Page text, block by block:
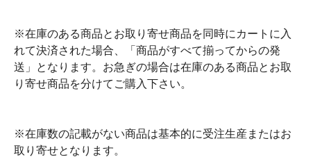
※在庫のある商品とお取り寄せ商品を同時にカートに入
れて決済された場合、「商品がすべて揃ってからの発
送」となります。お急ぎの場合は在庫のある商品とお取
り寄せ商品を分けてご購入下さい。
※在庫数の記載がない商品は基本的に受注生産またはお
取り寄せとなります。